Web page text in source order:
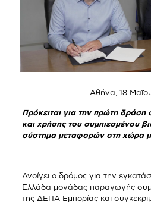
Αθήνα, 18
Πρόκειται για την πρώτη
και χρήσης του συμπιεσμένου
σύστημα μεταφορών στη χώρα
Ανοίγει ο δρόμος για την
Ελλάδα μονάδας παραγωγής
της ΔΕΠΑ Εμπορίας και